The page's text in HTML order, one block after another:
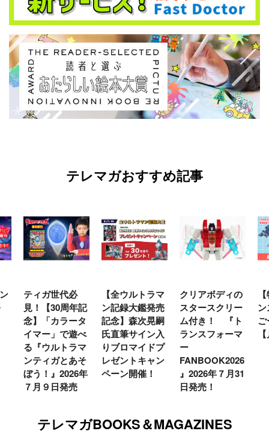
テレマガおすすめ記事
ティガ世代必
見！【30周年記
念】「カラータ
イマー」で遊べ
る『ウルトラマ
ンティガとあそ
ぼう！』2026年
７月９日発売
【全ウルトラマ
ン記録大鑑発売
記念】森次晃嗣
氏直筆サイン入
りブロマイドプ
レゼントキャン
ペーン開催！
クリアボディの
スタースクリー
ム付き！ 『ト
ランスフォーマ
ー
FANBOOK2026
』2026年７月31
日発売！
テレマガBOOKS＆MAGAZINES